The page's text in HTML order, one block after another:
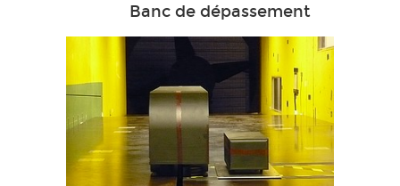
Banc de dépassement